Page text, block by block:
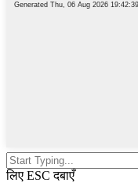
लिए ESC दबाएँ